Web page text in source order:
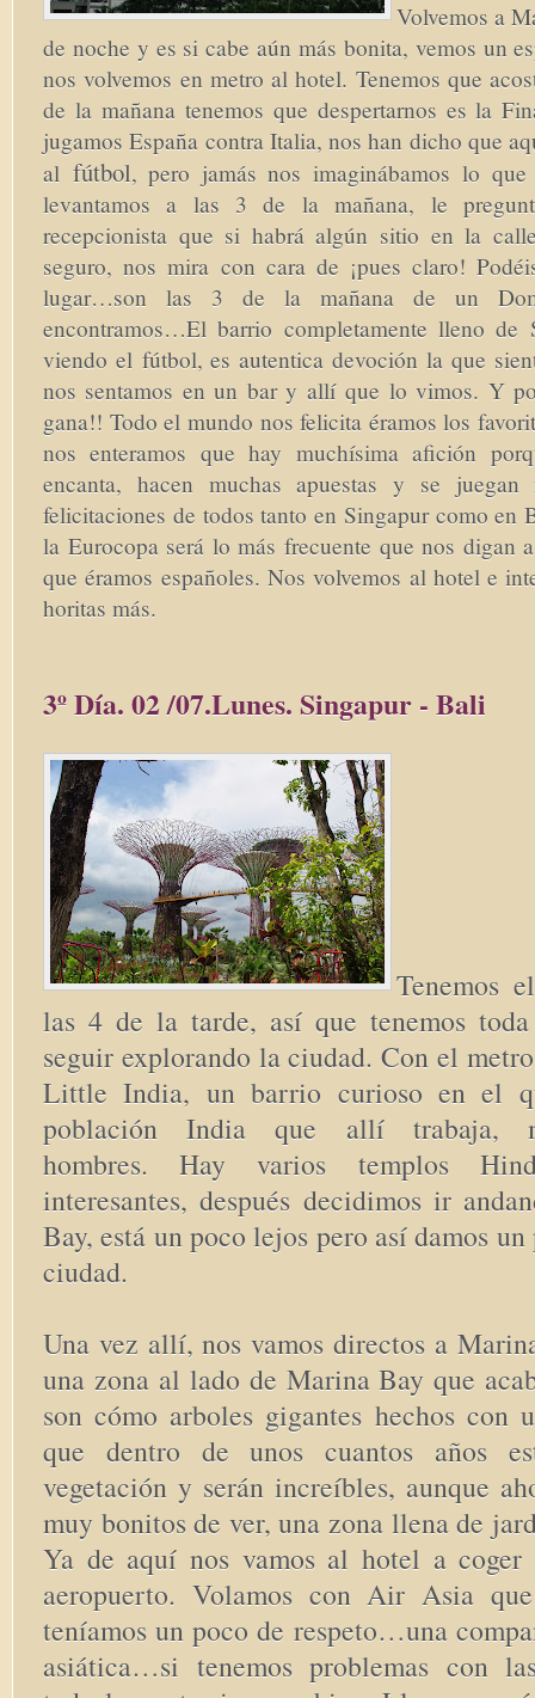
Volvemos a
de noche y es si cabe aún más bonita, vemos un
nos volvemos en metro al hotel. Tenemos que
de la mañana tenemos que despertarnos es la
jugamos España contra Italia, nos han dicho que
al fútbol, pero jamás nos imaginábamos lo
levantamos a las 3 de la mañana, le
recepcionista que si habrá algún sitio en la
seguro, nos mira con cara de ¡pues claro!
lugar…son las 3 de la mañana de un
encontramos…El barrio completamente lleno de
viendo el fútbol, es autentica devoción la que
nos sentamos en un bar y allí que lo vimos. Y
gana!! Todo el mundo nos felicita éramos los
nos enteramos que hay muchísima afición
encanta, hacen muchas apuestas y se
felicitaciones de todos tanto en Singapur como en
la Eurocopa será lo más frecuente que nos digan
que éramos españoles. Nos volvemos al hotel e
horitas más.
3º Día. 02 /07.Lunes. Singapur - Bali
Tenemos
las 4 de la tarde, así que tenemos
seguir explorando la ciudad. Con el
Little India, un barrio curioso en el
población India que allí trabaja,
hombres. Hay varios templos
interesantes, después decidimos ir
Bay, está un poco lejos pero así damos
ciudad.
Una vez allí, nos vamos directos a
una zona al lado de Marina Bay que
son cómo arboles gigantes hechos con
que dentro de unos cuantos años
vegetación y serán increíbles, aunque
muy bonitos de ver, una zona llena de
Ya de aquí nos vamos al hotel a
aeropuerto. Volamos con Air Asia
teníamos un poco de respeto…una
asiática…si tenemos problemas con